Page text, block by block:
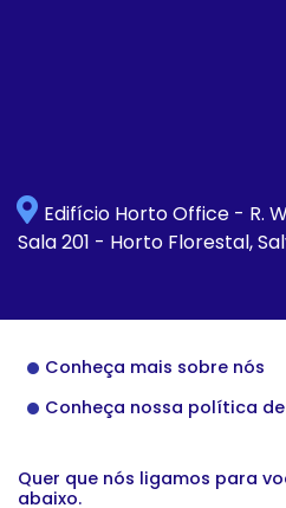
Edifício Horto Office - R.
Sala 201 - Horto Florestal,
Conheça mais sobre nós
Conheça nossa política
Quer que nós ligamos para
abaixo.